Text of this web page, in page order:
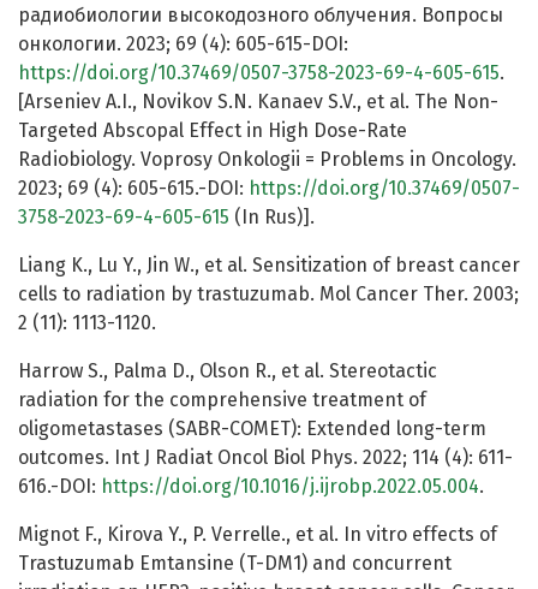
радиобиологии высокодозного облучения. Вопросы
онкологии. 2023; 69 (4): 605-615-DOI:
https://doi.org/10.37469/0507-3758-2023-69-4-605-615.
[Arseniev A.I., Novikov S.N. Kanaev S.V., et al. The Non-
Targeted Abscopal Effect in High Dose-Rate
Radiobiology. Voprosy Onkologii = Problems in Oncology.
2023; 69 (4): 605-615.-DOI: https://doi.org/10.37469/0507-
3758-2023-69-4-605-615 (In Rus)].
Liang K., Lu Y., Jin W., et al. Sensitization of breast cancer
cells to radiation by trastuzumab. Mol Cancer Ther. 2003;
2 (11): 1113-1120.
Harrow S., Palma D., Olson R., et al. Stereotactic
radiation for the comprehensive treatment of
oligometastases (SABR-COMET): Extended long-term
outcomes. Int J Radiat Oncol Biol Phys. 2022; 114 (4): 611-
616.-DOI: https://doi.org/10.1016/j.ijrobp.2022.05.004.
Mignot F., Kirova Y., P. Verrelle., et al. In vitro effects of
Trastuzumab Emtansine (T-DM1) and concurrent